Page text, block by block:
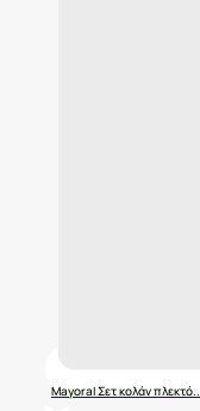
Mayoral Σετ κολάν πλεκτό..